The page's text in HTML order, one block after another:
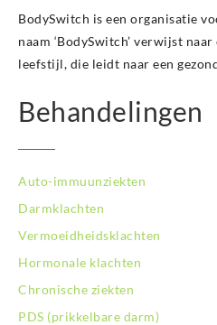
BodySwitch is een organisatie
naam ‘BodySwitch’ verwijst
leefstijl, die leidt naar een
Behandelingen
Auto-immuunziekten
Darmklachten
Vermoeidheidsklachten
Hormonale klachten
Chronische ziekten
PDS (prikkelbare darm)